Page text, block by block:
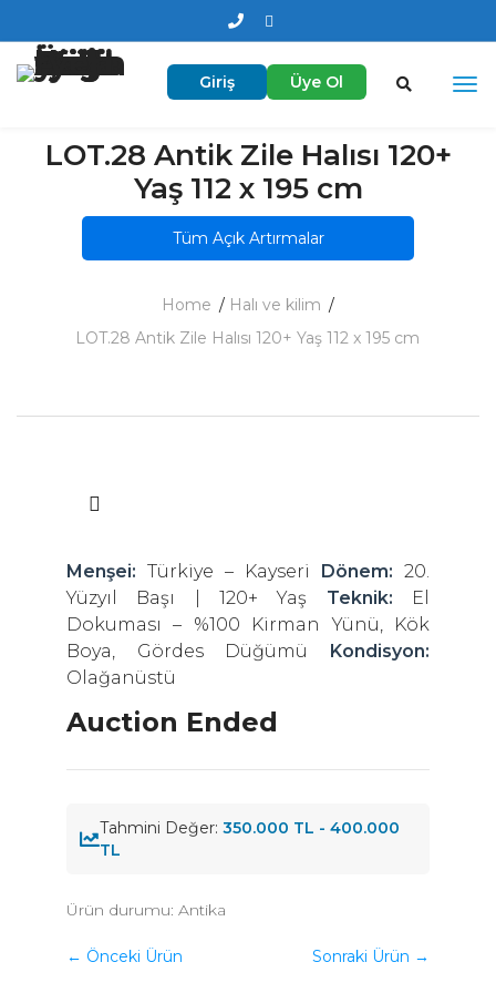
Giriş Üye Ol
LOT.28 Antik Zile Halısı 120+
Yaş 112 x 195 cm
Tüm Açık Artırmalar
Home
Halı ve kilim
LOT.28 Antik Zile Halısı 120+ Yaş 112 x 195 cm
Menşei: Türkiye – Kayseri Dönem: 20.
Yüzyıl Başı | 120+ Yaş Teknik: El
Dokuması – %100 Kirman Yünü, Kök
Boya, Gördes Düğümü Kondisyon:
Olağanüstü
Auction Ended
Tahmini Değer: 350.000 TL - 400.000
TL
Ürün durumu: Antika
← Önceki Ürün Sonraki Ürün →